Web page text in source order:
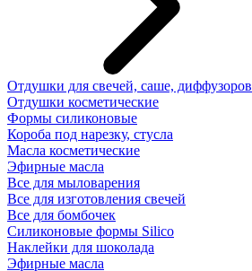
Отдушки для свечей, саше, диффузоров
Отдушки косметические
Формы силиконовые
Короба под нарезку, стусла
Масла косметические
Эфирные масла
Все для мыловарения
Все для изготовления свечей
Все для бомбочек
Силиконовые формы Silico
Наклейки для шоколада
Эфирные масла